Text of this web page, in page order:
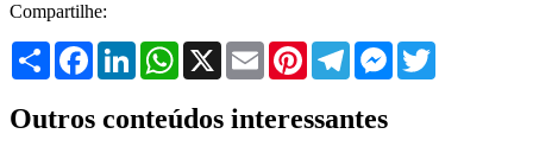
Compartilhe:
Share FacebookLinkedInWhatsApp
X Email PinterestTelegramMessenger
Outros conteúdos interessantes